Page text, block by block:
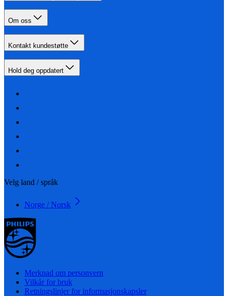
Om oss
Kontakt kundestøtte
Hold deg oppdatert
Velg land / språk
Norge / Norsk
Merknad om personvern
Vilkår for bruk
Retningslinjer for informasjonskapsler